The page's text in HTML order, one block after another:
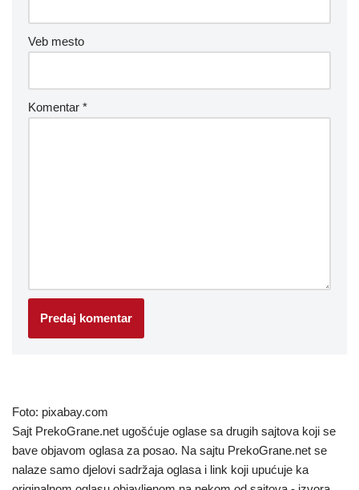
Veb mesto
Komentar *
Foto: pixabay.com
Sajt PrekoGrane.net ugošćuje oglase sa drugih sajtova koji se
bave objavom oglasa za posao. Na sajtu PrekoGrane.net se
nalaze samo djelovi sadržaja oglasa i link koji upućuje ka